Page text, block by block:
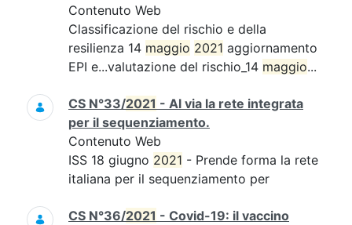
Contenuto Web
Classificazione del rischio e della
resilienza 14 maggio 2021 aggiornamento
EPI e...valutazione del rischio_14 maggio...
CS N°33/2021 - Al via la rete integrata
per il sequenziamento.
Contenuto Web
ISS 18 giugno 2021 - Prende forma la rete
italiana per il sequenziamento per
CS N°36/2021 - Covid-19: il vaccino